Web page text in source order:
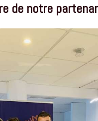
de notre